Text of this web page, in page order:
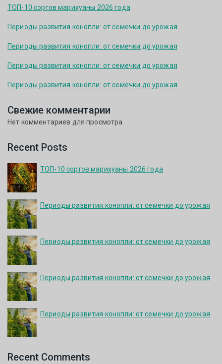
ТОП-10 сортов марихуаны 2026 года
Периоды развития конопли: от семечки до урожая
Периоды развития конопли: от семечки до урожая
Периоды развития конопли: от семечки до урожая
Периоды развития конопли: от семечки до урожая
Свежие комментарии
Нет комментариев для просмотра.
Recent Posts
ТОП-10 сортов марихуаны 2026 года
Периоды развития конопли: от семечки до урожая
Периоды развития конопли: от семечки до урожая
Периоды развития конопли: от семечки до урожая
Периоды развития конопли: от семечки до урожая
Recent Comments